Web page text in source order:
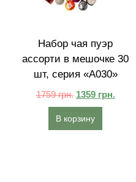
Набор чая пуэр
ассорти в мешочке 30
шт, серия «A030»
1759грн. 1359 грн.
В корзину